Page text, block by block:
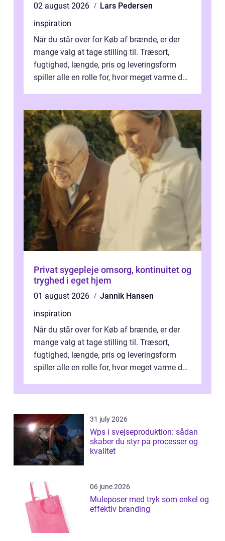
02 august 2026
Lars Pedersen
inspiration
Når du står over for Køb af brænde, er der
mange valg at tage stilling til. Træsort,
fugtighed, længde, pris og leveringsform
spiller alle en rolle for, hvor meget varme du
Privat sygepleje omsorg, kontinuitet og
tryghed i eget hjem
01 august 2026
Jannik Hansen
inspiration
Når du står over for Køb af brænde, er der
mange valg at tage stilling til. Træsort,
fugtighed, længde, pris og leveringsform
spiller alle en rolle for, hvor meget varme du
31 july 2026
Wps i svejseproduktion: sådan
skaber du styr på processer og
kvalitet
06 june 2026
Muleposer med tryk som enkel og
effektiv branding